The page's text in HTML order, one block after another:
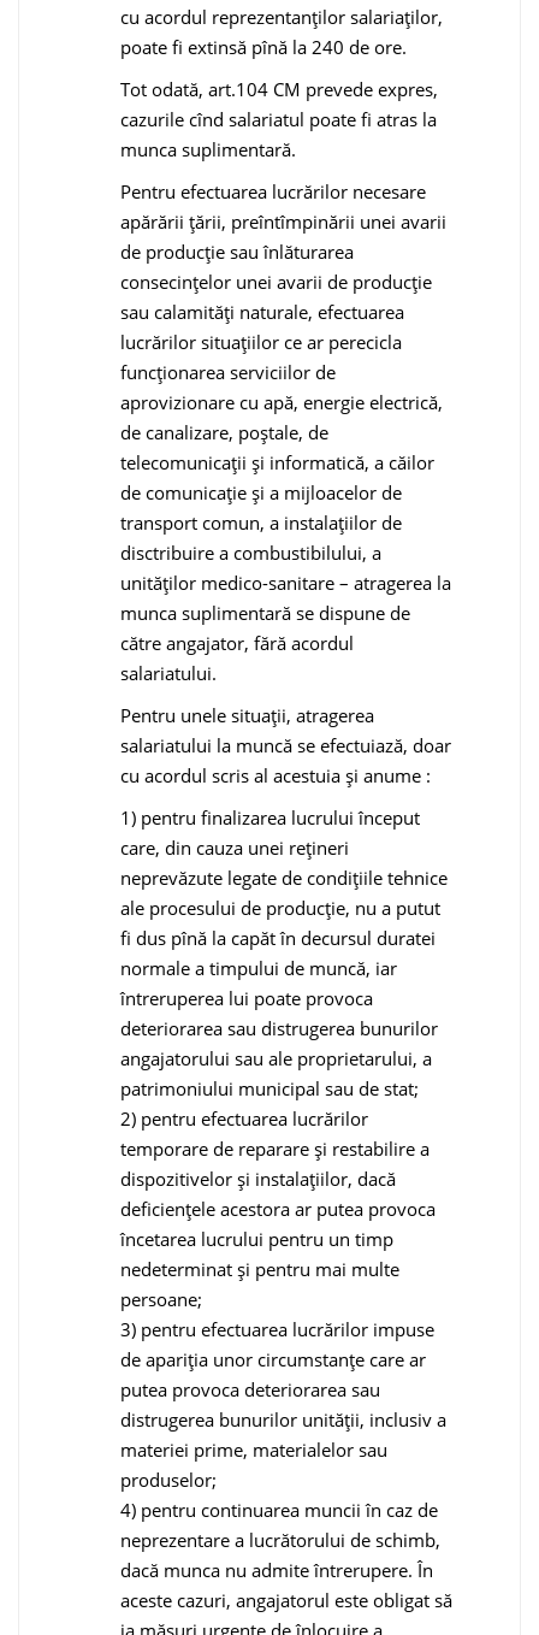
cu acordul reprezentanţilor salariaţilor,
poate fi extinsă pînă la 240 de ore.
Tot odată, art.104 CM prevede expres,
cazurile cînd salariatul poate fi atras la
munca suplimentară.
Pentru efectuarea lucrărilor necesare
apărării ţării, preîntîmpinării unei avarii
de producţie sau înlăturarea
consecinţelor unei avarii de producţie
sau calamităţi naturale, efectuarea
lucrărilor situaţiilor ce ar perecicla
funcţionarea serviciilor de
aprovizionare cu apă, energie electrică,
de canalizare, poştale, de
telecomunicaţii şi informatică, a căilor
de comunicaţie şi a mijloacelor de
transport comun, a instalaţiilor de
disctribuire a combustibilului, a
unităţilor medico-sanitare – atragerea la
munca suplimentară se dispune de
către angajator, fără acordul
salariatului.
Pentru unele situaţii, atragerea
salariatului la muncă se efectuiază, doar
cu acordul scris al acestuia şi anume :
1) pentru finalizarea lucrului început
care, din cauza unei reţineri
neprevăzute legate de condiţiile tehnice
ale procesului de producţie, nu a putut
fi dus pînă la capăt în decursul duratei
normale a timpului de muncă, iar
întreruperea lui poate provoca
deteriorarea sau distrugerea bunurilor
angajatorului sau ale proprietarului, a
patrimoniului municipal sau de stat;
2) pentru efectuarea lucrărilor
temporare de reparare şi restabilire a
dispozitivelor şi instalaţiilor, dacă
deficienţele acestora ar putea provoca
încetarea lucrului pentru un timp
nedeterminat şi pentru mai multe
persoane;
3) pentru efectuarea lucrărilor impuse
de apariţia unor circumstanţe care ar
putea provoca deteriorarea sau
distrugerea bunurilor unităţii, inclusiv a
materiei prime, materialelor sau
produselor;
4) pentru continuarea muncii în caz de
neprezentare a lucrătorului de schimb,
dacă munca nu admite întrerupere. În
aceste cazuri, angajatorul este obligat să
ia măsuri urgente de înlocuire a